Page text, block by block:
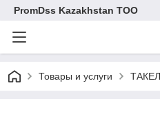
PromDss Kazakhstan TOO
Товары и услуги